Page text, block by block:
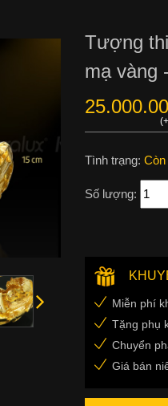
Tượng
mạ vàng
Tình trạng: Còn
Số lượng:
Miễn phí
Tặng phụ
Chuyển
Giá bán